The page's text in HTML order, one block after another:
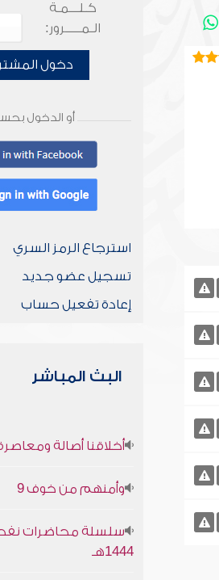
كـلـــمـة
الـمـــــرور:
دخول
أو الدخول
استرجاع الرمز السري
تسجيل عضو جديد
إعادة تفعيل حساب
البث المباشر
أخلاقنا أصالة
وأمنهم من خوف 9
سلسلة محاضرات
1444هـ